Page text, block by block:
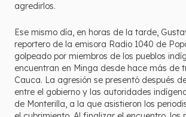
agredirlos.
Ese mismo día, en horas de la tarde,
reportero de la emisora Radio 1040 de
golpeado por miembros de los pueblos
encuentran en Minga desde hace más de
Cauca. La agresión se presentó después
entre el gobierno y las autoridades
de Monterilla, a la que asistieron los